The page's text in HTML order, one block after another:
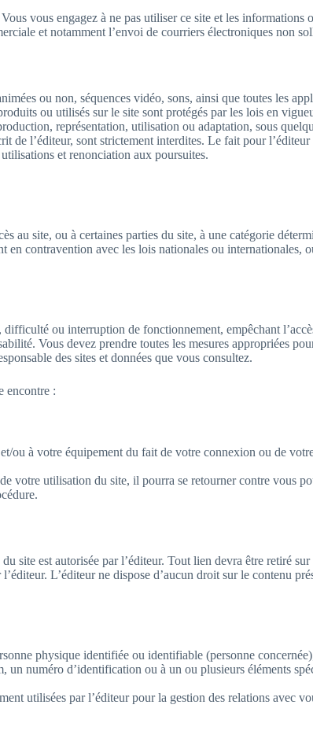
vous engagez à ne pas utiliser ce site et les
et notamment l’envoi de courriers électroniques non
ou non, séquences vidéo, sons, ainsi que toutes les
ou utilisés sur le site sont protégés par les lois en
représentation, utilisation ou adaptation, sous
de l’éditeur, sont strictement interdites. Le fait pour
et renonciation aux poursuites.
au site, ou à certaines parties du site, à une catégorie
contravention avec les lois nationales ou internationales,
ou interruption de fonctionnement, empêchant
Vous devez prendre toutes les mesures appropriées
des sites et données que vous consultez.
encontre :
ou à votre équipement du fait de votre connexion ou de
votre utilisation du site, il pourra se retourner contre vous
site est autorisée par l’éditeur. Tout lien devra être retiré
L’éditeur ne dispose d’aucun droit sur le contenu
physique identifiée ou identifiable (personne
numéro d’identification ou à un ou plusieurs éléments
utilisées par l’éditeur pour la gestion des relations avec